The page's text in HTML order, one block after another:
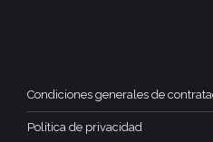
Condiciones generales de
Política de privacidad